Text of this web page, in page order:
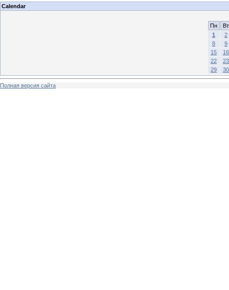
Calendar
Пн
Вт
1
2
8
9
15
16
22
23
29
30
Полная версия сайта